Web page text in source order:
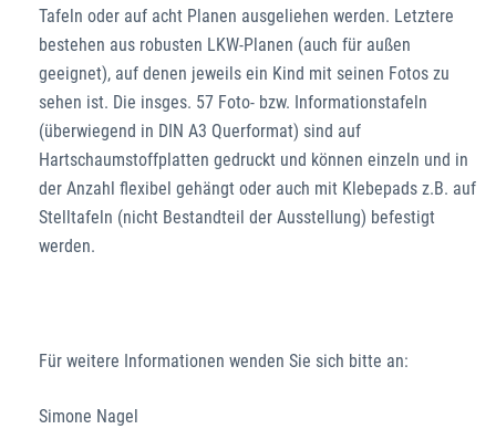
Tafeln oder auf acht Planen ausgeliehen werden. Letztere
bestehen aus robusten LKW-Planen (auch für außen
geeignet), auf denen jeweils ein Kind mit seinen Fotos zu
sehen ist. Die insges. 57 Foto- bzw. Informationstafeln
(überwiegend in DIN A3 Querformat) sind auf
Hartschaumstoffplatten gedruckt und können einzeln und in
der Anzahl flexibel gehängt oder auch mit Klebepads z.B. auf
Stelltafeln (nicht Bestandteil der Ausstellung) befestigt
werden.
Für weitere Informationen wenden Sie sich bitte an:
Simone Nagel